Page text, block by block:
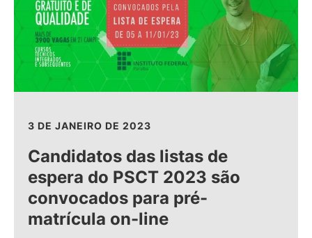
3 DE JANEIRO DE 2023
Candidatos das listas de
espera do PSCT 2023 são
convocados para pré-
matrícula on-line